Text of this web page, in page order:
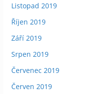
Listopad 2019
Říjen 2019
Září 2019
Srpen 2019
Červenec 2019
Červen 2019